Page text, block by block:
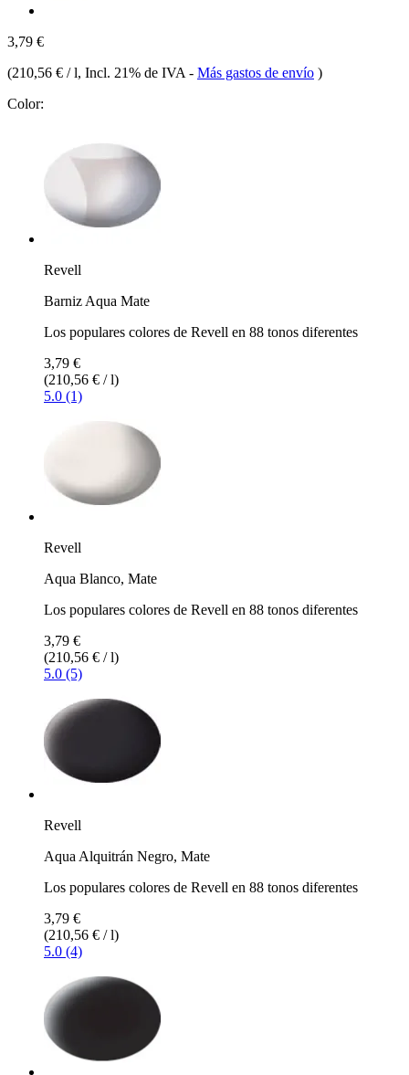
3,79 €
(210,56 € / l, Incl. 21% de IVA - Más gastos de envío )
Color:
Revell
Barniz Aqua Mate
Los populares colores de Revell en 88 tonos diferentes
3,79 €
(210,56 € / l)
5.0 (1)
Revell
Aqua Blanco, Mate
Los populares colores de Revell en 88 tonos diferentes
3,79 €
(210,56 € / l)
5.0 (5)
Revell
Aqua Alquitrán Negro, Mate
Los populares colores de Revell en 88 tonos diferentes
3,79 €
(210,56 € / l)
5.0 (4)